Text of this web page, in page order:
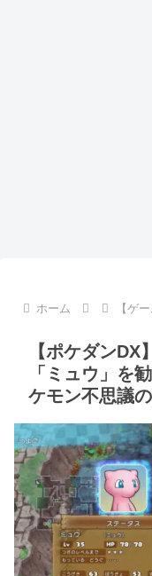
ホーム 【ゲー
【ポケダン
「ミュウ」を
ケモン不思議